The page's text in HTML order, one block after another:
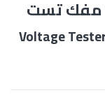
Voltage